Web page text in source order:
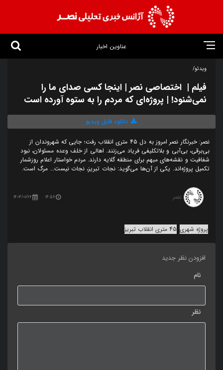
عناوین اخبار
ویدئو/
فیلم | اختصاصی نصر | اینجا کسی صدای ما را
نمی‌شنود! | پروژه‌ای که مردم را به ستوه آورده است
دانلود فایل ویدیو
نصر: خبرنگار نصر امروز به دل ۴۵ متری انقلاب رفت؛ جایی که شهروندان از
بی‌برقی، بی‌آبی و بلاتکلیفی فریاد می‌زنند. اهالی از خلف وعده مسئولان، نبود
شفافیت و نقشه‌های مبهم برای منطقه گلایه دارند. مردم خواستار اعلام روزشمار
تکمیل پروژه‌اند. یکی از آن‌ها می‌گوید: نجات تبریز، نجات نیست… مرگ است.
نصر 14:56
1404/01/26
پروژه شهری 45 متری انقلاب تبریز
افزودن نظر جدید
نام
نظر